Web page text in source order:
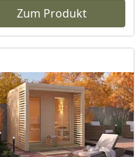
Zum Produkt